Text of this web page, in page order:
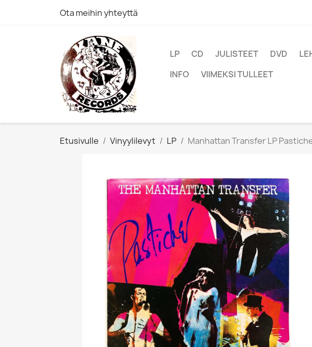
Ota meihin yhteyttä
LP CD JULISTEET DVD
INFO
VIIMEKSI TULLEET
Etusivulle Vinyylilevyt LP Manhattan Transfer LP